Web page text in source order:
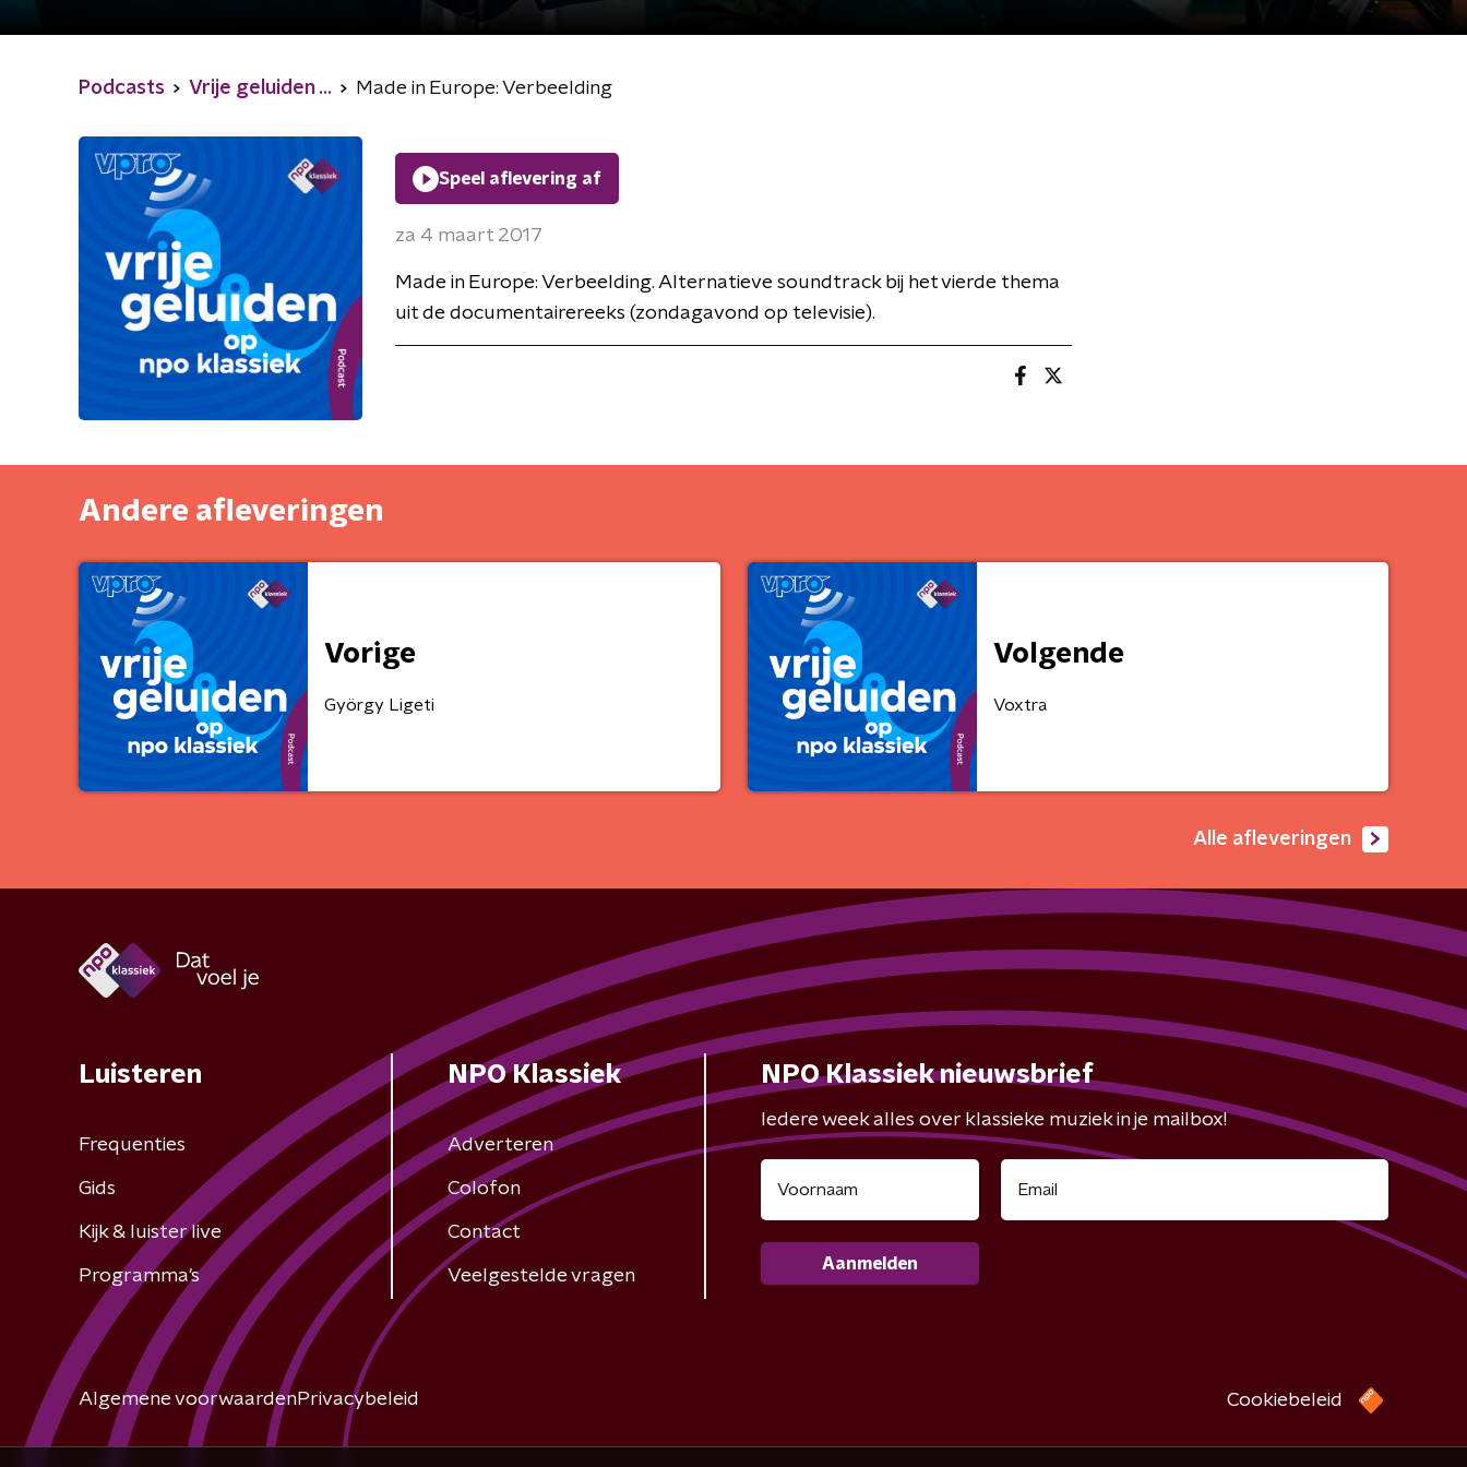
Podcasts Vrije geluiden ... Made in Europe: Verbeelding
Speel aflevering af
za 4 maart 2017
Made in Europe: Verbeelding. Alternatieve soundtrack bij het vierde thema
uit de documentairereeks (zondagavond op televisie).
Andere afleveringen
Vorige
György Ligeti
Volgende
Voxtra
Alle afleveringen
Luisteren
Frequenties
Gids
Kijk & luister live
Programma's
NPO Klassiek
Adverteren
Colofon
Contact
Veelgestelde vragen
NPO Klassiek nieuwsbrief
Iedere week alles over klassieke muziek in je mailbox!
Aanmelden
Algemene voorwaardenPrivacybeleid Cookiebeleid